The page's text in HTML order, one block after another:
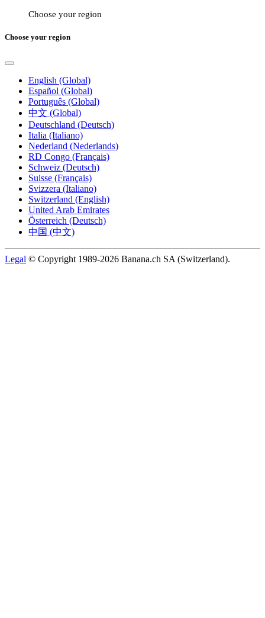
Choose your region
Choose your region
English (Global)
Español (Global)
Português (Global)
中文 (Global)
Deutschland (Deutsch)
Italia (Italiano)
Nederland (Nederlands)
RD Congo (Français)
Schweiz (Deutsch)
Suisse (Français)
Svizzera (Italiano)
Switzerland (English)
United Arab Emirates
Österreich (Deutsch)
中国 (中文)
Legal © Copyright 1989-2026 Banana.ch SA (Switzerland).